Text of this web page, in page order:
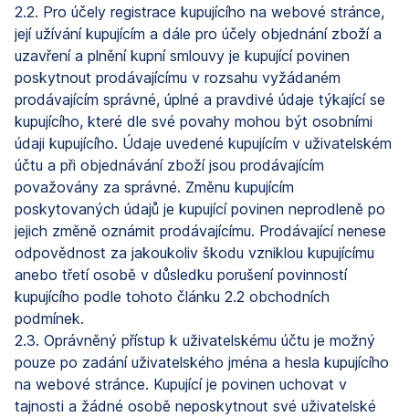
2.2. Pro účely registrace kupujícího na webové stránce,
její užívání kupujícím a dále pro účely objednání zboží a
uzavření a plnění kupní smlouvy je kupující povinen
poskytnout prodávajícímu v rozsahu vyžádaném
prodávajícím správné, úplné a pravdivé údaje týkající se
kupujícího, které dle své povahy mohou být osobními
údaji kupujícího. Údaje uvedené kupujícím v uživatelském
účtu a při objednávání zboží jsou prodávajícím
považovány za správné. Změnu kupujícím
poskytovaných údajů je kupující povinen neprodleně po
jejich změně oznámit prodávajícímu. Prodávající nenese
odpovědnost za jakoukoliv škodu vzniklou kupujícímu
anebo třetí osobě v důsledku porušení povinností
kupujícího podle tohoto článku 2.2 obchodních
podmínek.
2.3. Oprávněný přístup k uživatelskému účtu je možný
pouze po zadání uživatelského jména a hesla kupujícího
na webové stránce. Kupující je povinen uchovat v
tajnosti a žádné osobě neposkytnout své uživatelské